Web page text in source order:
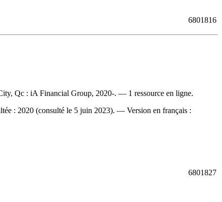
6801816
Qc : iA Financial Group, 2020-. — 1 ressource en ligne.
: 2020 (consulté le 5 juin 2023). — Version en français :
6801827